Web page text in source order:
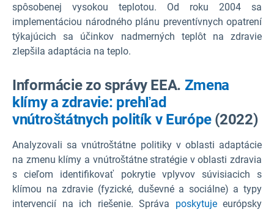
spôsobenej vysokou teplotou. Od roku 2004 sa
implementáciou národného plánu preventívnych opatrení
týkajúcich sa účinkov nadmerných teplôt na zdravie
zlepšila adaptácia na teplo.
Informácie zo správy EEA. Zmena
klímy a zdravie: prehľad
vnútroštátnych politík v Európe(2022)
Analyzovali sa vnútroštátne politiky v oblasti adaptácie
na zmenu klímy a vnútroštátne stratégie v oblasti zdravia
s cieľom identifikovať pokrytie vplyvov súvisiacich s
klímou na zdravie (fyzické, duševné a sociálne) a typy
intervencií na ich riešenie. Správa poskytujeeurópsky